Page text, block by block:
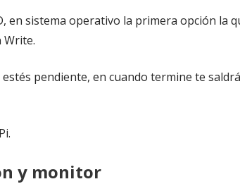
en sistema operativo la primera opción la
Write.
pendiente, en cuando termine te saldrá
y monitor